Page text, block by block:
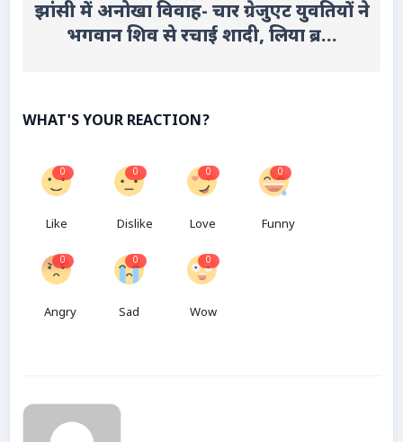
झांसी में अनोखा विवाह- चार ग्रेजुएट युवतियों ने
भगवान शिव से रचाई शादी, लिया ब्र...
WHAT'S YOUR REACTION?
0
Like
0
Dislike
0
Love
0
Funny
0
Angry
0
Sad
0
Wow